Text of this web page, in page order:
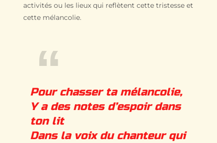
activités ou les lieux qui reflètent cette tristesse et
cette mélancolie.
Pour chasser ta mélancolie,
Y a des notes d’espoir dans
ton lit
Dans la voix du chanteur qui